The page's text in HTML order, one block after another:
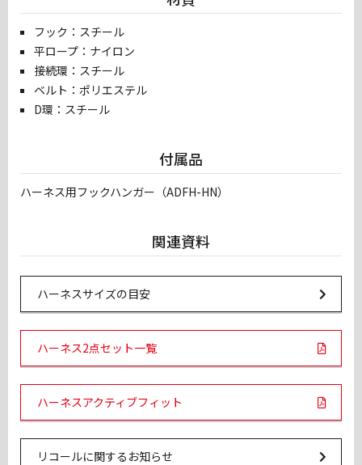
フック：スチール
平ロープ：ナイロン
接続環：スチール
ベルト：ポリエステル
D環：スチール
付属品
ハーネス用フックハンガー（ADFH-HN）
関連資料
ハーネスサイズの目安Url Link
ハーネス2点セット一覧PDF Links
ハーネスアクティブフィット
リコールに関するお知らせ